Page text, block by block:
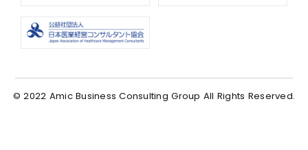
© 2022 Amic Business Consulting Group All Rights Reserved.